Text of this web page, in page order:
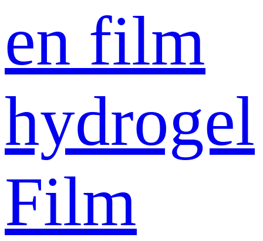
en film
hydrogel
Film